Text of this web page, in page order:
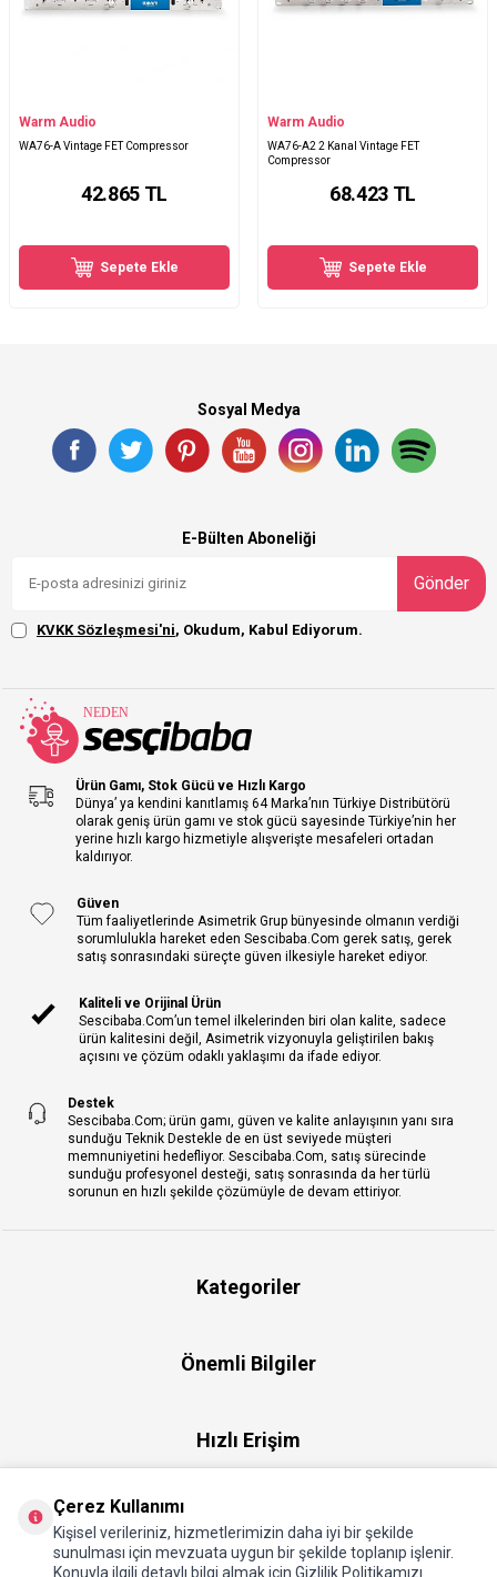
Warm Audio
WA76-A Vintage FET Compressor
42.865TL
Sepete Ekle
Warm Audio
WA76-A2 2 Kanal Vintage FET
Compressor
68.423TL
Sepete Ekle
Sosyal Medya
E-Bülten Aboneliği
Gönder
KVKK Sözleşmesi'ni, Okudum, Kabul Ediyorum.
Ürün Gamı, Stok Gücü ve Hızlı Kargo
Dünya’ ya kendini kanıtlamış 64 Marka’nın Türkiye Distribütörü
olarak geniş ürün gamı ve stok gücü sayesinde Türkiye’nin her
yerine hızlı kargo hizmetiyle alışverişte mesafeleri ortadan
kaldırıyor.
Güven
Tüm faaliyetlerinde Asimetrik Grup bünyesinde olmanın verdiği
sorumlulukla hareket eden Sescibaba.Com gerek satış, gerek
satış sonrasındaki süreçte güven ilkesiyle hareket ediyor.
Kaliteli ve Orijinal Ürün
Sescibaba.Com’un temel ilkelerinden biri olan kalite, sadece
ürün kalitesini değil, Asimetrik vizyonuyla geliştirilen bakış
açısını ve çözüm odaklı yaklaşımı da ifade ediyor.
Destek
Sescibaba.Com; ürün gamı, güven ve kalite anlayışının yanı sıra
sunduğu Teknik Destekle de en üst seviyede müşteri
memnuniyetini hedefliyor. Sescibaba.Com, satış sürecinde
sunduğu profesyonel desteği, satış sonrasında da her türlü
sorunun en hızlı şekilde çözümüyle de devam ettiriyor.
Kategoriler
Önemli Bilgiler
Hızlı Erişim
Çerez Kullanımı
Kişisel verileriniz, hizmetlerimizin daha iyi bir şekilde
sunulması için mevzuata uygun bir şekilde toplanıp işlenir.
Konuyla ilgili detaylı bilgi almak için Gizlilik Politikamızı